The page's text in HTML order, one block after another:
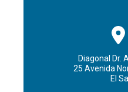
Diagonal Dr.
25 Avenida
El